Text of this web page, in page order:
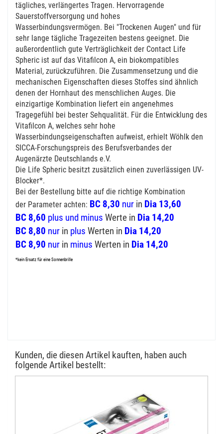
tägliches, verlängertes Tragen. Hervorragende
Sauerstoffversorgung und hohes
Wasserbindungsvermögen. Bei "Trockenen Augen" und für
sehr lange tägliche Tragezeiten bestens geeignet. Die
außerordentlich gute Verträglichkeit der Contact Life
Spheric ist auf das Vitafilcon A, ein biokompatibles
Material, zurückzuführen. Die Zusammensetzung und die
mechanischen Eigenschaften dieses Stoffes sind ähnlich
denen der Hornhaut des menschlichen Auges. Die
einzigartige Kombination liefert ein angenehmes
Tragegefühl bei bester Sehqualität. Für die Entwicklung des
Vitafilcon A, welches sehr hohe
Wasserbindungseigenschaften aufweist, erhielt Wöhlk den
SICCA-Forschungspreis des Berufsverbandes der
Augenärzte Deutschlands e.V.
Die Life Spheric besitzt zusätzlich einen zuverlässigen UV-
Blocker*.
Bei der Bestellung bitte auf die richtige Kombination
der Parameter achten: BC 8,30 nur in Dia 13,60
BC 8,60 plus und minus Werte in Dia 14,20
BC 8,80 nur in plus Werten in Dia 14,20
BC 8,90 nur in minus Werten in Dia 14,20
*kein Ersatz für eine Sonnenbrille
Kunden, die diesen Artikel kauften, haben auch
folgende Artikel bestellt: